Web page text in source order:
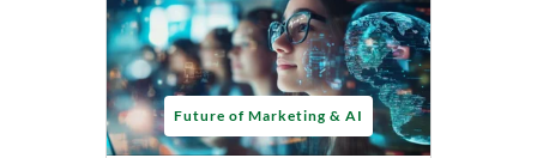
Future of Marketing & AI